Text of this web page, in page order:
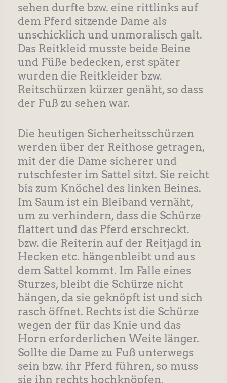
sehen durfte bzw. eine rittlinks auf
dem Pferd sitzende Dame als
unschicklich und unmoralisch galt.
Das Reitkleid musste beide Beine
und Füße bedecken, erst später
wurden die Reitkleider bzw.
Reitschürzen kürzer genäht, so dass
der Fuß zu sehen war.
Die heutigen Sicherheitsschürzen
werden über der Reithose getragen,
mit der die Dame sicherer und
rutschfester im Sattel sitzt. Sie reicht
bis zum Knöchel des linken Beines.
Im Saum ist ein Bleiband vernäht,
um zu verhindern, dass die Schürze
flattert und das Pferd erschreckt.
bzw. die Reiterin auf der Reitjagd in
Hecken etc. hängenbleibt und aus
dem Sattel kommt. Im Falle eines
Sturzes, bleibt die Schürze nicht
hängen, da sie geknöpft ist und sich
rasch öffnet. Rechts ist die Schürze
wegen der für das Knie und das
Horn erforderlichen Weite länger.
Sollte die Dame zu Fuß unterwegs
sein bzw. ihr Pferd führen, so muss
sie ihn rechts hochknöpfen.